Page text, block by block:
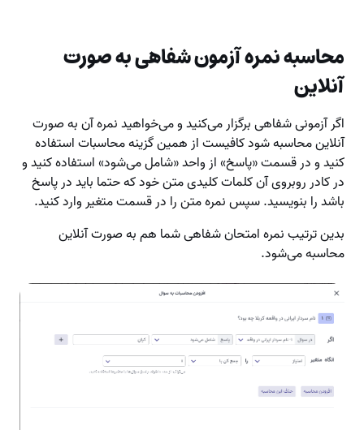
محاسبه نمره آزمون شفاهی به صورت
آنلاین
اگر آزمونی شفاهی برگزار می‌کنید و می‌خواهید نمره آن به صورت
آنلاین محاسبه شود کافیست از همین گزینه محاسبات استفاده
کنید و در قسمت «پاسخ» از واحد «شامل می‌شود» استفاده کنید و
در کادر روبروی آن کلمات کلیدی متن خود که حتما باید در پاسخ
باشد را بنویسید. سپس نمره متن را در قسمت متغیر وارد کنید.
بدین ترتیب نمره امتحان شفاهی شما هم به صورت آنلاین
محاسبه می‌شود.